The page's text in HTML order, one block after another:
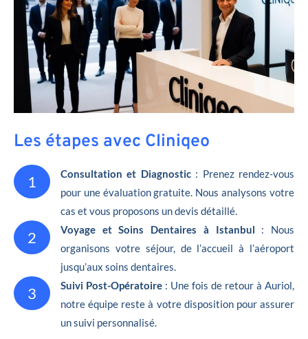
Les étapes avec Cliniqeo
1 Consultation et Diagnostic: Prenez rendez-vous
pour une évaluation gratuite. Nous analysons votre
cas et vous proposons un devis détaillé.
2 Voyage et Soins Dentaires à Istanbul : Nous
organisons votre séjour, de l’accueil à l’aéroport
jusqu’aux soins dentaires.
3 Suivi Post-Opératoire : Une fois de retour à Auriol,
notre équipe reste à votre disposition pour assurer
un suivi personnalisé.